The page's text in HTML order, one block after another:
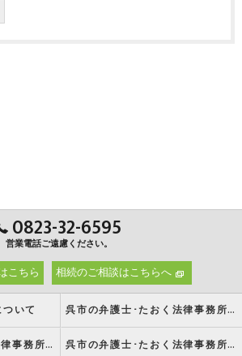
0823-32-6595
営業電話ご遠慮ください。
こちら 相続のご相談はこちらへ
いて 呉市の弁護士･たおく法律事務所の強み
呉市の弁護士･たおく法律事務所の特徴 呉市の弁護士･たおく法律事務所の方針